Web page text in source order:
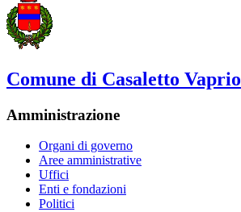
Comune di Casaletto Vaprio
Amministrazione
Organi di governo
Aree amministrative
Uffici
Enti e fondazioni
Politici